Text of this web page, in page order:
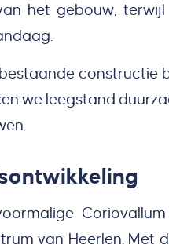
het gebouw,
constructie
we leegstand
van Heerlen. Met